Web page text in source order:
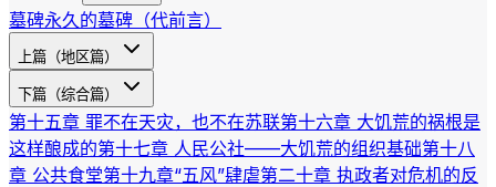
墓碑永久的墓碑（代前言）
上篇（地区篇）
下篇（综合篇）
第十五章 罪不在天灾，也不在苏联第十六章 大饥荒的祸根是
这样酿成的第十七章 人民公社——大饥荒的组织基础第十八
章 公共食堂第十九章“五风”肆虐第二十章 执政者对危机的反